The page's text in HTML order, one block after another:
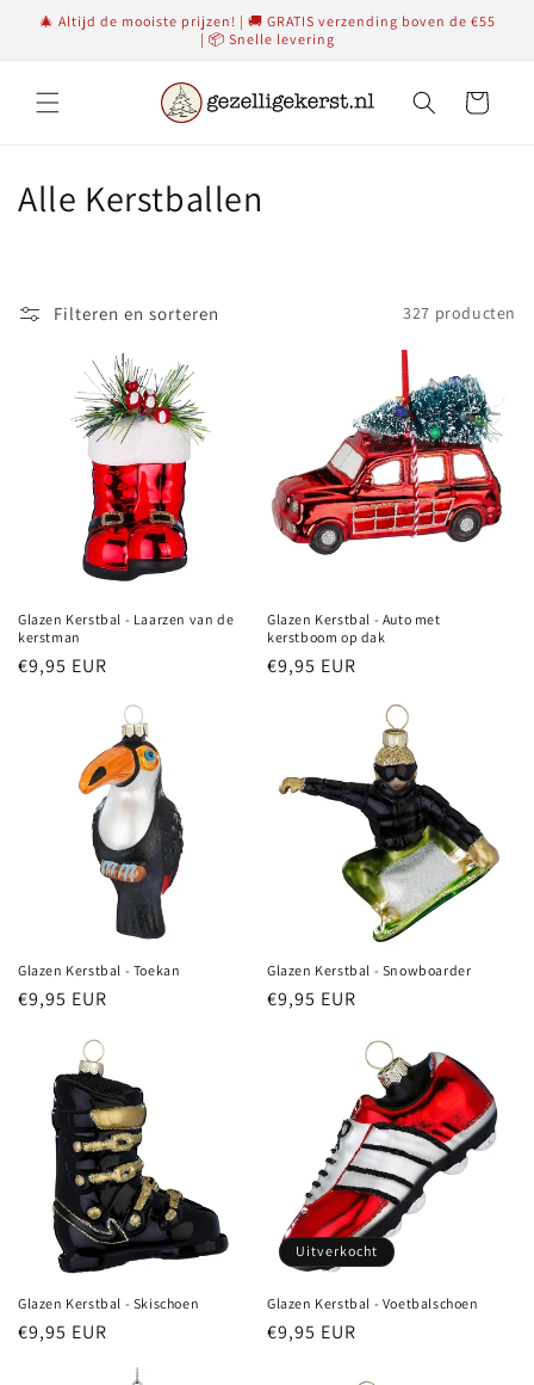
naar de
🎄 Altijd de mooiste prijzen! | 🚚 GRATIS verzending boven de €55
| 📦 Snelle levering
Winkelwagen
C
:
Alle Kerstballen
Filteren en sorteren 327 producten
Glazen Kerstbal - Laarzen van de
kerstman
Normale
€9,95 EUR
Glazen Kerstbal - Auto met
kerstboom op dak
Normale
€9,95 EUR
Glazen Kerstbal - Toekan
Normale
€9,95 EUR
Glazen Kerstbal - Snowboarder
Normale
€9,95 EUR
Glazen Kerstbal - Skischoen
Normale
€9,95 EUR
Uitverkocht
Glazen Kerstbal - Voetbalschoen
Normale
€9,95 EUR